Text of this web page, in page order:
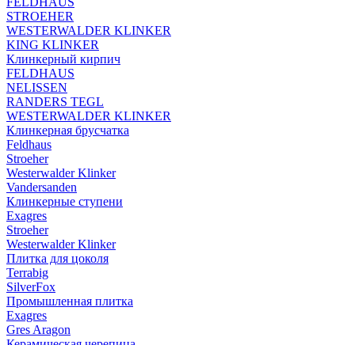
STROEHER
WESTERWALDER KLINKER
KING KLINKER
Клинкерный кирпич
FELDHAUS
NELISSEN
RANDERS TEGL
WESTERWALDER KLINKER
Клинкерная брусчатка
Feldhaus
Stroeher
Westerwalder Klinker
Vandersanden
Клинкерные ступени
Exagres
Stroeher
Westerwalder Klinker
Плитка для цоколя
Terrabig
SilverFox
Промышленная плитка
Exagres
Gres Aragon